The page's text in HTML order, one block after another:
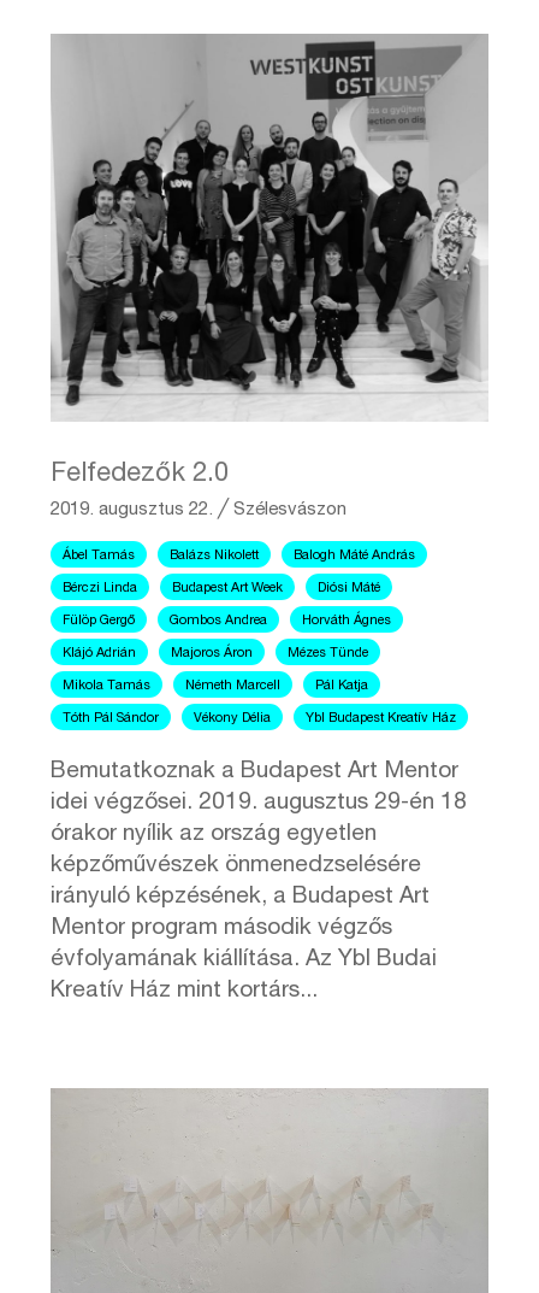
Felfedezők 2.0
2019. augusztus 22. ╱Szélesvászon
Ábel Tamás Balázs Nikolett Balogh Máté András
Bérczi Linda Budapest Art Week Diósi Máté
Fülöp Gergő Gombos Andrea Horváth Ágnes
Klájó Adrián Majoros Áron Mézes Tünde
Mikola Tamás Németh Marcell Pál Katja
Tóth Pál Sándor Vékony Délia Ybl Budapest Kreatív Ház
Bemutatkoznak a Budapest Art Mentor
idei végzősei. 2019. augusztus 29-én 18
órakor nyílik az ország egyetlen
képzőművészek önmenedzselésére
irányuló képzésének, a Budapest Art
Mentor program második végzős
évfolyamának kiállítása. Az Ybl Budai
Kreatív Ház mint kortárs...